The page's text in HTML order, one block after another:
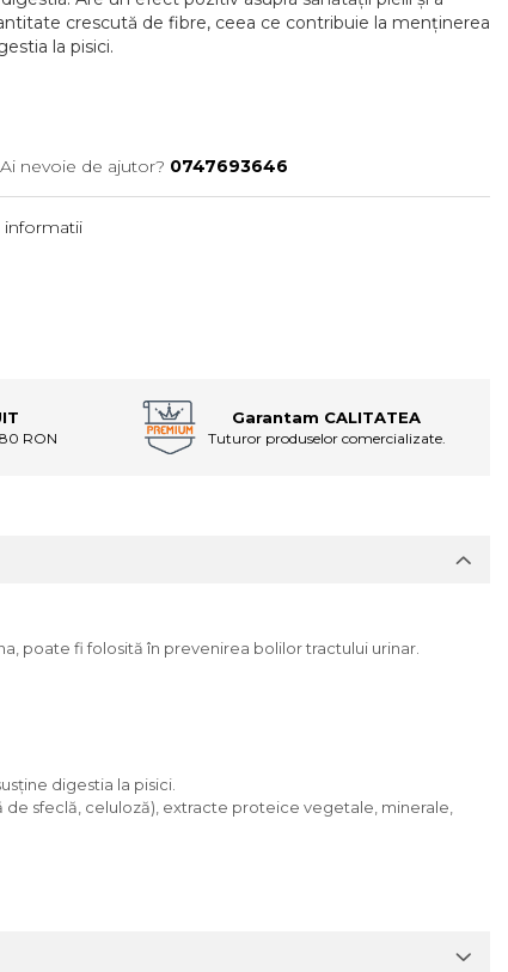
crescută de fibre, ceea ce contribuie la menținerea
la pisici.
Ai nevoie de ajutor? 0747693646
informatii
RON
Garantam CALITATEA
Tuturor produselor comercializate.
poate fi folosită în prevenirea bolilor tractului urinar.
digestia la pisici.
de sfeclă, celuloză), extracte proteice vegetale, minerale,